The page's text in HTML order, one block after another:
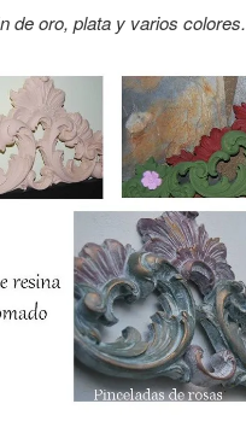
de oro, plata y varios colores.